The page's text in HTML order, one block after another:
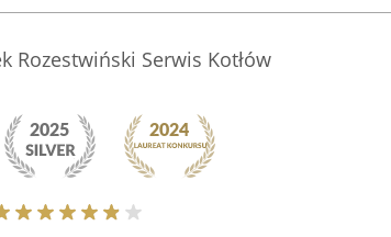
Rozestwiński Serwis Kotłów